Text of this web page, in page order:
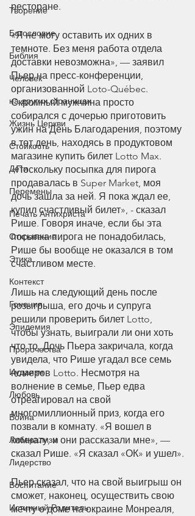
Творение
Богословие
Библия
Человек
на других страницах
Жизнь Церкви
Стойкость
Дети
Перемены
Печать Антихриста
Откровение
Этика
Контекст
Гонения
Эпидемия
Пророчества
Иудаизм
Любовь
Война
Либерализм
Лидерство
Воспитание
Истинный Родитель
ресторане.
«Я не могу оставить их одних в
темноте. Без меня работа отдела
доставки невозможна», — заявил
Пьер на пресс-конференции,
организованной Loto-Québec.
Скромный мужчина просто
собирался с дочерью приготовить
ужин на День Благодарения, поэтому
в тот день, находясь в продуктовом
магазине купить билет Lotto Max.
«Поскольку посыпка для пирога
продавалась в Super Market, моя
дочь зашла за ней. Я пока ждал ее,
купил счастливый билет», - сказал
Рише. Говоря иначе, если бы эта
посыпка пирога не понадобилась,
Рише бы вообще не оказался в том
счастливом месте.
Лишь на следующий день после
розыгрыша, его дочь и супруга
решили проверить билет Lotto,
чтобы узнать, выиграли ли они хоть
что то. Дочь Пьера закричала, когда
увидела, что Рише угадал все семь
номеров Lotto. Несмотря на
волнение в семье, Пьер едва
отреагировал на свой
многомиллионный приз, когда его
позвали в комнату. «Я вошел в
комнату, и они рассказали мне», —
сказал Рише. «Я сказал «ОК» и ушел».
Пьер сказал, что на свой выигрыш он
сможет, наконец, осуществить свою
мечту о доме на окраине Монреаля,